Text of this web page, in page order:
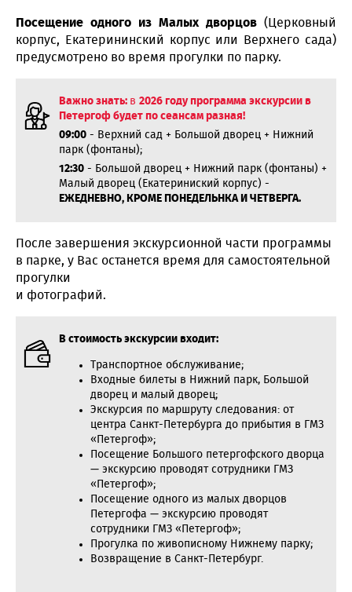
Посещение одного из Малых дворцов (Церковный
корпус, Екатерининский корпус или Верхнего сада)
предусмотрено во время прогулки по парку.
Важно знать: в 2026 году программа экскурсии в
Петергоф будет по сеансам разная!
09:00 - Верхний сад + Большой дворец + Нижний
парк (фонтаны);
12:30 - Большой дворец + Нижний парк (фонтаны) +
Малый дворец (Екатериниский корпус) -
ЕЖЕДНЕВНО, КРОМЕ ПОНЕДЕЛЬНКА И ЧЕТВЕРГА.
После завершения экскурсионной части программы
в парке, у Вас останется время для самостоятельной
прогулки
и фотографий.
В стоимость экскурсии входит:
Транспортное обслуживание;
Входные билеты в Нижний парк, Большой
дворец и малый дворец;
Экскурсия по маршруту следования: от
центра Санкт-Петербурга до прибытия в ГМЗ
«Петергоф»;
Посещение Большого петергофского дворца
— экскурсию проводят сотрудники ГМЗ
«Петергоф»;
Посещение одного из малых дворцов
Петергофа — экскурсию проводят
сотрудники ГМЗ «Петергоф»;
Прогулка по живописному Нижнему парку;
Возвращение в Санкт-Петербург.